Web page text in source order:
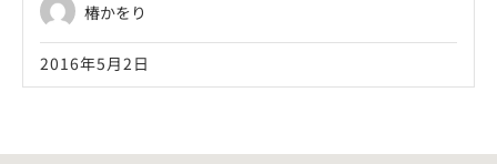
椿かをり
2016年5月2日